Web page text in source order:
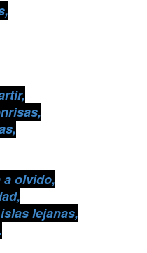
a olvido,
lejanas,